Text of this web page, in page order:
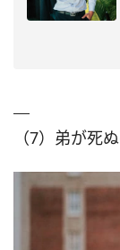
（7）弟が死